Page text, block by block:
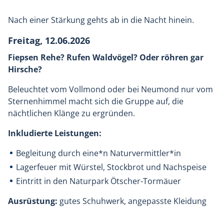
Nach einer Stärkung gehts ab in die Nacht hinein.
Freitag, 12.06.2026
Fiepsen Rehe? Rufen Waldvögel? Oder röhren gar
Hirsche?
Beleuchtet vom Vollmond oder bei Neumond nur vom
Sternenhimmel macht sich die Gruppe auf, die
nächtlichen Klänge zu ergründen.
Inkludierte Leistungen:
Begleitung durch eine*n Naturvermittler*in
Lagerfeuer mit Würstel, Stockbrot und Nachspeise
Eintritt in den Naturpark Ötscher-Tormäuer
Ausrüstung: gutes Schuhwerk, angepasste Kleidung